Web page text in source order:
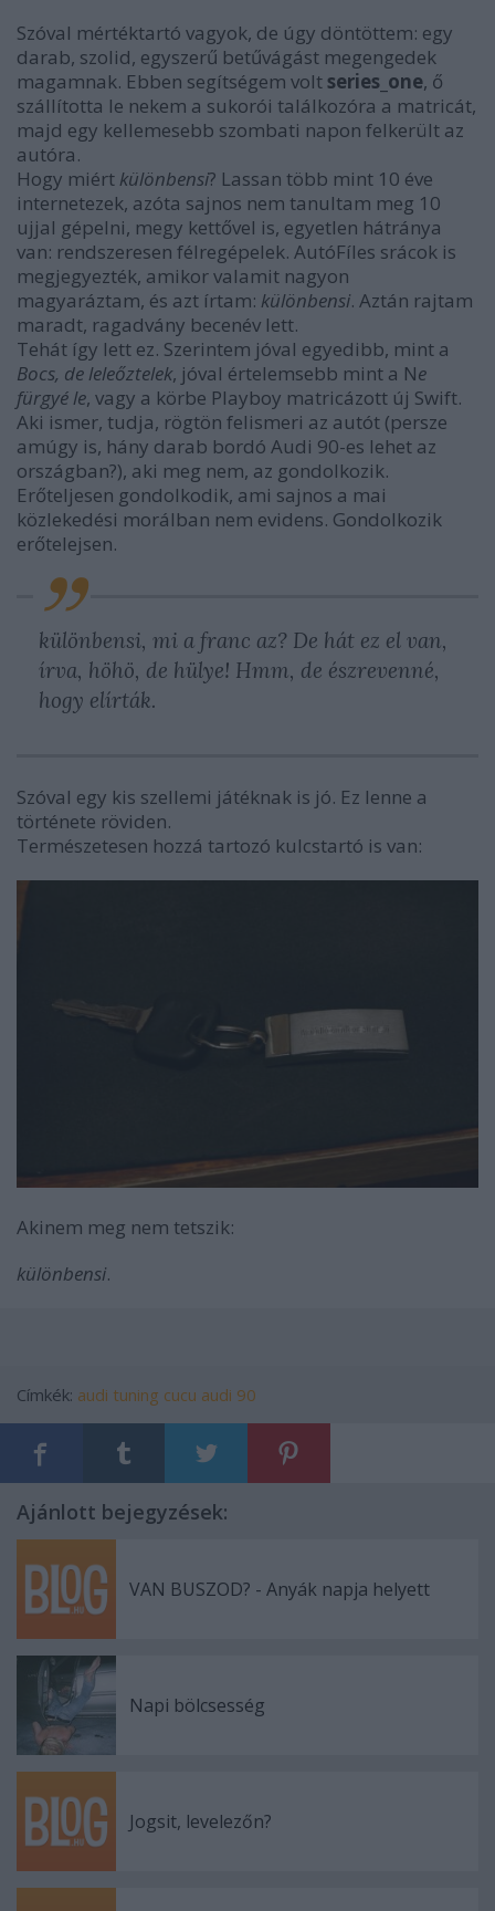
Szóval mértéktartó vagyok, de úgy döntöttem: egy
darab, szolid, egyszerű betűvágást megengedek
magamnak. Ebben segítségem voltseries_one, ő
szállította le nekem a sukorói találkozóra a matricát,
majd egy kellemesebb szombati napon felkerült az
autóra.
Hogy miért különbensi? Lassan több mint 10 éve
internetezek, azóta sajnos nem tanultam meg 10
ujjal gépelni, megy kettővel is, egyetlen hátránya
van: rendszeresen félregépelek. AutóFíles srácok is
megjegyezték, amikor valamit nagyon
magyaráztam, és azt írtam: különbensi. Aztán rajtam
maradt, ragadvány becenév lett.
Tehát így lett ez. Szerintem jóval egyedibb, mint a
Bocs, de leleőztelek, jóval értelemsebb mint a Ne
fürgyé le, vagy a körbe Playboy matricázott új Swift.
Aki ismer, tudja, rögtön felismeri az autót (persze
amúgy is, hány darab bordó Audi 90-es lehet az
országban?), aki meg nem, az gondolkozik.
Erőteljesen gondolkodik, ami sajnos a mai
közlekedési morálban nem evidens. Gondolkozik
erőtelejsen.
különbensi, mi a franc az? De hát ez el van,
írva, höhö, de hülye! Hmm, de észrevenné,
hogy elírták.
Szóval egy kis szellemi játéknak is jó. Ez lenne a
története röviden.
Természetesen hozzá tartozó kulcstartó is van:
Akinem meg nem tetszik:
különbensi.
Címkék: audi tuning cucu audi 90
Ajánlott bejegyzések:
VAN BUSZOD? - Anyák napja helyett
Napi bölcsesség
Jogsit, levelezőn?